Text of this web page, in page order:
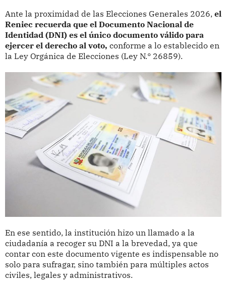
Ante la proximidad de las Elecciones Generales 2026, el
Reniec recuerda que el Documento Nacional de
Identidad (DNI) es el único documento válido para
ejercer el derecho al voto, conforme a lo establecido en
la Ley Orgánica de Elecciones (Ley N.° 26859).
En ese sentido, la institución hizo un llamado a la
ciudadanía a recoger su DNI a la brevedad, ya que
contar con este documento vigente es indispensable no
solo para sufragar, sino también para múltiples actos
civiles, legales y administrativos.